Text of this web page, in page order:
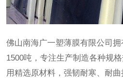
佛山南海广一塑薄膜有限公司
1500吨，专注生产制造各种规
用精选原材料，强韧耐寒、耐